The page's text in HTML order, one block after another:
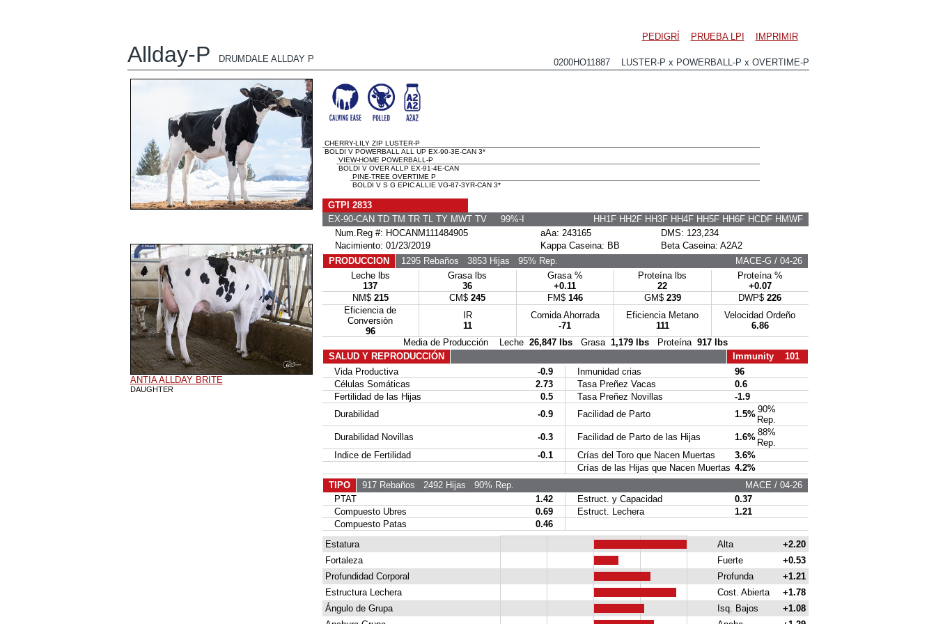
PEDIGRÍ PRUEBA LPI IMPRIMIR
Allday-P DRUMDALE ALLDAY P 0200HO11887 LUSTER-P x POWERBALL-P x OVERTIME-P
ANTIA ALLDAY BRITE
DAUGHTER
CHERRY-LILY ZIP LUSTER-P
BOLDI V POWERBALL ALL UP EX-90-3E-CAN 3*
VIEW-HOME POWERBALL-P
BOLDI V OVER ALLP EX-91-4E-CAN
PINE-TREE OVERTIME P
BOLDI V S G EPIC ALLIE VG-87-3YR-CAN 3*
GTPI 2833
EX-90-CAN TD TM TR TL TY MWT TV 99%-I
HH1F HH2F HH3F HH4F HH5F HH6F HCDF HMWF
Num.Reg #: HOCANM111484905
aAa: 243165
DMS: 123,234
Nacimiento: 01/23/2019
Kappa Caseina: BB
Beta Caseina: A2A2
PRODUCCION
1295 Rebaños 3853 Hijas 95% Rep.
MACE-G / 04-26
Leche lbs
137
Grasa lbs
36
Grasa %
+0.11
Proteína lbs
22
Proteína %
+0.07
NM$ 215 CM$ 245 FM$ 146 GM$ 239 DWP$ 226
Eficiencia de
Conversiòn
96
IR
11
Comida Ahorrada
-71
Eficiencia Metano
111
Velocidad Ordeño
6.86
Media de Producción Leche 26,847 lbsGrasa 1,179 lbsProteína 917 lbs
SALUD Y REPRODUCCIÓN
Immunity 101
Vida Productiva
-0.9 Inmunidad crias
96
Células Somáticas
2.73 Tasa Preñez Vacas
0.6
Fertilidad de las Hijas
0.5 Tasa Preñez Novillas
-1.9
Durabilidad
-0.9 Facilidad de Parto 1.5% 90%
Rep.
Durabilidad Novillas
-0.3 Facilidad de Parto de las Hijas 1.6% 88%
Rep.
Indice de Fertilidad
-0.1 Crías del Toro que Nacen Muertas
3.6%
Crías de las Hijas que Nacen Muertas 4.2%
TIPO
917 Rebaños 2492 Hijas 90% Rep.
MACE / 04-26
PTAT
1.42 Estruct. y Capacidad
0.37
Compuesto Ubres
0.69 Estruct. Lechera
1.21
Compuesto Patas
0.46
Estatura
Alta
+2.20
Fortaleza
Fuerte
+0.53
Profundidad Corporal
Profunda
+1.21
Estructura Lechera
Cost. Abierta
+1.78
Ángulo de Grupa
Isq. Bajos
+1.08